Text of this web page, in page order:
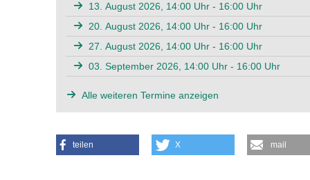
13. August 2026, 14:00 Uhr - 16:00 Uhr
20. August 2026, 14:00 Uhr - 16:00 Uhr
27. August 2026, 14:00 Uhr - 16:00 Uhr
03. September 2026, 14:00 Uhr - 16:00 Uhr
Alle weiteren Termine anzeigen
teilen X mail